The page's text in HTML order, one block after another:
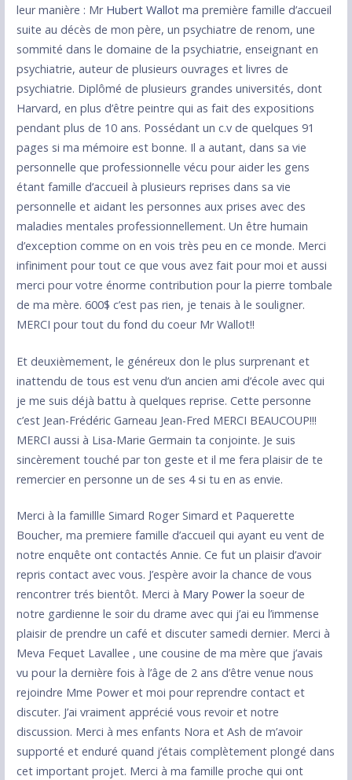
leur manière : Mr Hubert Wallotma première famille d’accueil
suite au décès de mon père, un psychiatre de renom, une
sommité dans le domaine de la psychiatrie, enseignant en
psychiatrie, auteur de plusieurs ouvrages et livres de
psychiatrie. Diplômé de plusieurs grandes universités, dont
Harvard, en plus d’être peintre qui as fait des expositions
pendant plus de 10 ans. Possédant un c.v de quelques 91
pages si ma mémoire est bonne. Il a autant, dans sa vie
personnelle que professionnelle vécu pour aider les gens
étant famille d’accueil à plusieurs reprises dans sa vie
personnelle et aidant les personnes aux prises avec des
maladies mentales professionnellement. Un être humain
d’exception comme on en vois très peu en ce monde. Merci
infiniment pour tout ce que vous avez fait pour moi et aussi
merci pour votre énorme contribution pour la pierre tombale
de ma mère. 600$ c’est pas rien, je tenais à le souligner.
MERCI pour tout du fond du coeur Mr Wallot!!
Et deuxièmement, le généreux don le plus surprenant et
inattendu de tous est venu d’un ancien ami d’école avec qui
je me suis déjà battu à quelques reprise. Cette personne
c’est Jean-Frédéric Garneau Jean-Fred MERCI BEAUCOUP!!!
MERCI aussi à Lisa-Marie Germain ta conjointe. Je suis
sincèrement touché par ton geste et il me fera plaisir de te
remercier en personne un de ses 4 si tu en as envie.
Merci à la famillle Simard Roger Simard et Paquerette
Boucher, ma premiere famille d’accueil qui ayant eu vent de
notre enquête ont contactés Annie. Ce fut un plaisir d’avoir
repris contact avec vous. J’espère avoir la chance de vous
rencontrer trés bientôt. Merci à Mary Powerla soeur de
notre gardienne le soir du drame avec qui j’ai eu l’immense
plaisir de prendre un café et discuter samedi dernier. Merci à
Meva Fequet Lavallee , une cousine de ma mère que j’avais
vu pour la dernière fois à l’âge de 2 ans d’être venue nous
rejoindre Mme Power et moi pour reprendre contact et
discuter. J’ai vraiment apprécié vous revoir et notre
discussion. Merci à mes enfants Nora et Ash de m’avoir
supporté et enduré quand j’étais complètement plongé dans
cet important projet. Merci à ma famille proche qui ont